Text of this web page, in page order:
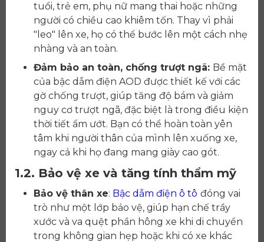
tuổi, trẻ em, phụ nữ mang thai hoặc những
người có chiều cao khiêm tốn. Thay vì phải
"leo" lên xe, họ có thể bước lên một cách nhẹ
nhàng và an toàn.
Đảm bảo an toàn, chống trượt ngã: Bề mặt
của bậc dẫm điện AOD được thiết kế với các
gờ chống trượt, giúp tăng độ bám và giảm
nguy cơ trượt ngã, đặc biệt là trong điều kiện
thời tiết ẩm ướt. Bạn có thể hoàn toàn yên
tâm khi người thân của mình lên xuống xe,
ngay cả khi họ đang mang giày cao gót.
1.2. Bảo vệ xe và tăng tính thẩm mỹ
Bảo vệ thân xe: Bậc dẫm điện ô tô đóng vai
trò như một lớp bảo vệ, giúp hạn chế trầy
xước và va quệt phần hông xe khi di chuyển
trong không gian hẹp hoặc khi có xe khác